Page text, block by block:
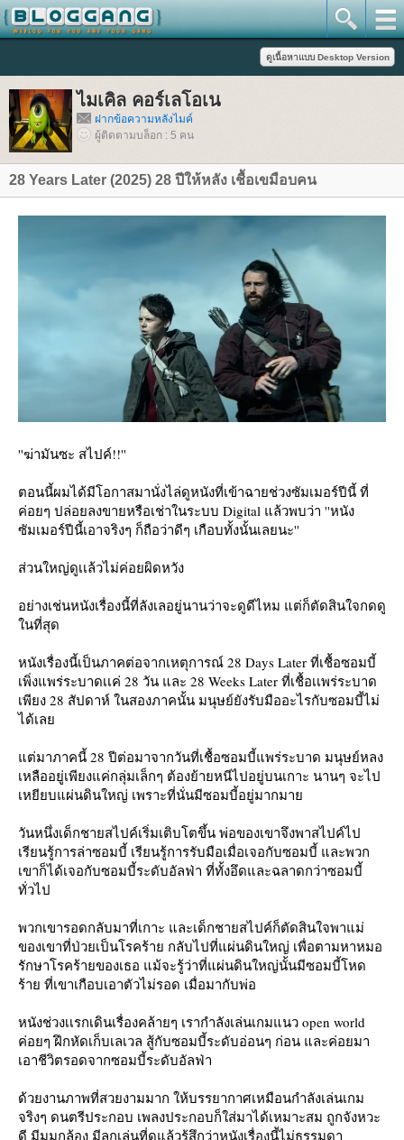
ไมเคิล คอร์เลโอเน
ฝากข้อความหลังไมค์
ผู้ติดตามบล็อก : 5 คน
28 Years Later (2025) 28 ปีให้หลัง เชื้อเขมือบคน
''ฆ่ามันซะ สไปค์!!''
ตอนนี้ผมได้มีโอกาสมานั่งไล่ดูหนังที่เข้าฉายช่วงซัมเมอร์ปีนี้ ที่
ค่อยๆ ปล่อยลงขายหรือเช่าในระบบ Digital แล้วพบว่า ''หนัง
ซัมเมอร์ปีนี้เอาจริงๆ ก็ถือว่าดีๆ เกือบทั้งนั้นเลยนะ''
ส่วนใหญ่ดูเเล้วไม่ค่อยผิดหวัง
อย่างเช่นหนังเรื่องนี้ที่ลังเลอยู่นานว่าจะดูดีไหม แต่ก็ตัดสินใจกดดู
นที่สุด
หนังเรื่องนี้เป็นภาคต่อจากเหตุการณ์ 28 Days Later ที่เชื้อซอมบี้
เพิ่งแพร่ระบาดเเค่ 28 วัน และ 28 Weeks Later ที่เชื้อเเพร่ระบาด
เพียง 28 สัปดาห์ ในสองภาคนั้น มนุษย์ยังรับมืออะไรกับซอมบี้ไม่
ได้เล
ต่มาภาคนี้ 28 ปีต่อมาจากวันที่เชื้อซอมบี้แพร่ระบาด มนุษย์หลง
เหลืออยู่เพียงแค่กลุ่มเล็กๆ ต้องย้ายหนีไปอยู่บนเกาะ นานๆ จะไป
เหยียบแผ่นดินใหญ่ เพราะที่นั่นมีซอมบี้อยู่มากมา
วันหนึ่งเด็กชายสไปค์เริ่มเติบโตขึ้น พ่อของเขาจึงพาสไปค์ไป
เรียนรู้การล่าซอมบี้ เรียนรู้การรับมือเมื่อเจอกับซอมบี้ และพวก
เขาก็ได้เจอกับซอมบี้ระดับอัลฟ่า ที่ทั้งอึดและฉลาดกว่าซอมบี้
ทั่วไป
พวกเขารอดกลับมาที่เกาะ และเด็กชายสไปค์ก็ตัดสินใจพาแม่
ของเขาที่ป่วยเป็นโรคร้าย กลับไปที่แผ่นดินใหญ่ เพื่อตามหาหมอ
รักษาโรคร้ายของเธอ แม้จะรู้ว่าที่แผ่นดินใหญ่นั้นมีซอมบี้โหด
ร้าย ที่เขาเกือบเอาตัวไม่รอด เมื่อมากับพ่อ
หนังช่วงเเรกเดินเรื่องคล้ายๆ เรากำลังเล่นเกมแนว open world
ค่อยๆ ฝึกหัดเก็บเลเวล สู้กับซอมบี้ระดับอ่อนๆ ก่อน และค่อยมา
เอาชีวิตรอดจากซอมบี้ระดับอัลฟ่า
ด้วยงานภาพที่สวยงามมาก ให้บรรยากาศเหมือนกำลังเล่นเกม
จริงๆ ดนตรีประกอบ เพลงประกอบก็ใส่มาได้เหมาะสม ถูกจังหวะ
ดี มีมุมกล้อง มีลูกเล่นที่ดูแล้วรู้สึกว่าหนังเรื่องนี้ไม่ธรรมดา